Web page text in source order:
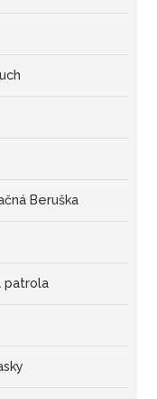
Beruška
patrola